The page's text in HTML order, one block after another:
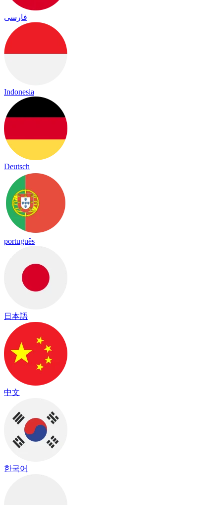
فارسی
Indonesia
Deutsch
português
日本語
中文
한국어